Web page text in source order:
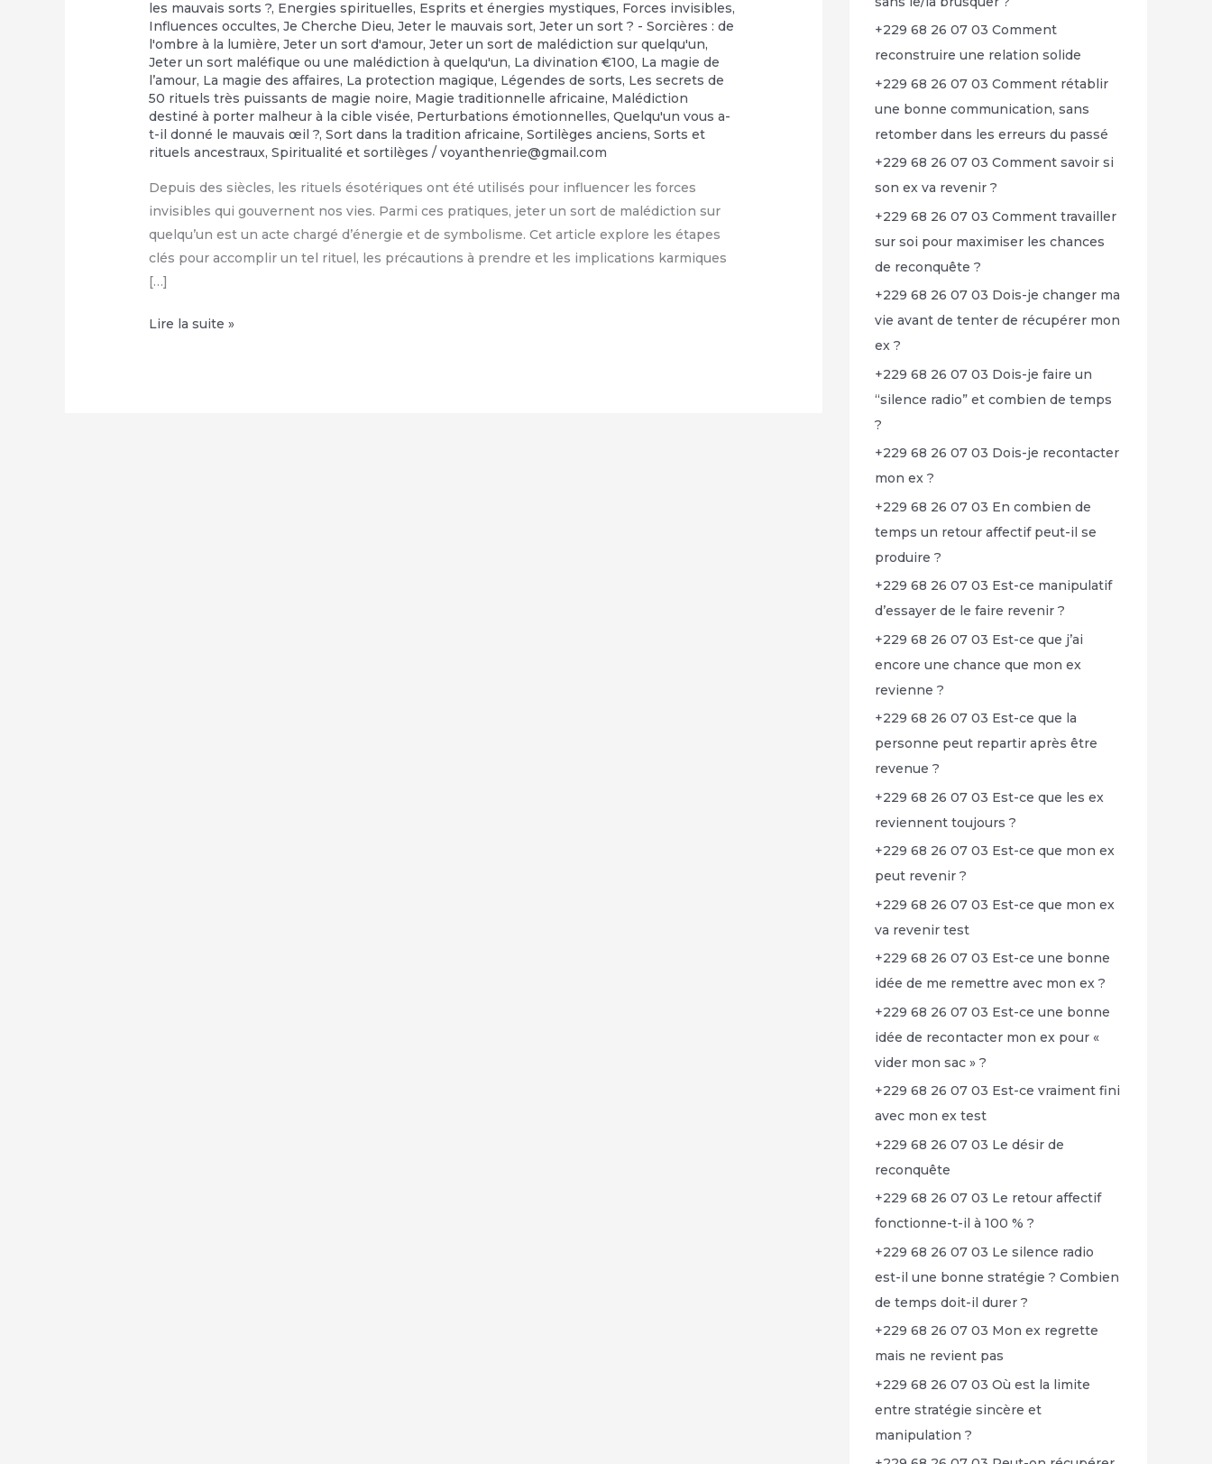
les mauvais sorts ?, Energies spirituelles, Esprits et énergies mystiques, Forces invisibles,
Influences occultes,Je Cherche Dieu,Jeter le mauvais sort,Jeter un sort ? - Sorcières : de
l'ombre à la lumière,Jeter un sort d'amour,Jeter un sort de malédiction sur quelqu'un,
Jeter un sort maléfique ou une malédiction à quelqu'un, La divination €100, ‎La magie de
l’amour, ‎La magie des affaires, ‎La protection magique, Légendes de sorts, Les secrets de
50 rituels très puissants de magie noire, Magie traditionnelle africaine, Malédiction
destiné à porter malheur à la cible visée, Perturbations émotionnelles,Quelqu'un vous a-
t-il donné le mauvais œil ?,Sort dans la tradition africaine,Sortilèges anciens,Sorts et
rituels ancestraux,Spiritualité et sortilèges /voyanthenrie@gmail.com
Depuis des siècles, les rituels ésotériques ont été utilisés pour influencer les forces
invisibles qui gouvernent nos vies. Parmi ces pratiques, jeter un sort de malédiction sur
quelqu’un est un acte chargé d’énergie et de symbolisme. Cet article explore les étapes
clés pour accomplir un tel rituel, les précautions à prendre et les implications karmiques
[…]
Jeter
Lire la suite »
+229 68 26 07 03 Comment
reconstruire une relation solide
+229 68 26 07 03 Comment rétablir
une bonne communication, sans
retomber dans les erreurs du passé
+229 68 26 07 03 Comment savoir si
son ex va revenir ?
+229 68 26 07 03 Comment travailler
sur soi pour maximiser les chances
de reconquête ?
+229 68 26 07 03 Dois-je changer ma
vie avant de tenter de récupérer mon
ex ?
+229 68 26 07 03 Dois-je faire un
“silence radio” et combien de temps
?
+229 68 26 07 03 Dois-je recontacter
mon ex ?
+229 68 26 07 03 En combien de
temps un retour affectif peut-il se
produire ?
+229 68 26 07 03 Est-ce manipulatif
d’essayer de le faire revenir ?
+229 68 26 07 03 Est-ce que j’ai
encore une chance que mon ex
revienne ?
+229 68 26 07 03 Est-ce que la
personne peut repartir après être
revenue ?
+229 68 26 07 03 Est-ce que les ex
reviennent toujours ?
+229 68 26 07 03 Est-ce que mon ex
peut revenir ?
+229 68 26 07 03 Est-ce que mon ex
va revenir test
+229 68 26 07 03 Est-ce une bonne
idée de me remettre avec mon ex ?
+229 68 26 07 03 Est-ce une bonne
idée de recontacter mon ex pour «
vider mon sac » ?
+229 68 26 07 03 Est-ce vraiment fini
avec mon ex test
+229 68 26 07 03 Le désir de
reconquête
+229 68 26 07 03 Le retour affectif
fonctionne-t-il à 100 % ?
+229 68 26 07 03 Le silence radio
est-il une bonne stratégie ? Combien
de temps doit-il durer ?
+229 68 26 07 03 Mon ex regrette
mais ne revient pas
+229 68 26 07 03 Où est la limite
entre stratégie sincère et
manipulation ?